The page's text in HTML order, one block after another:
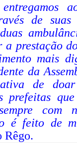
de suas
prestação
mais
da
de
prefeitas que
com
é feito de
Rêgo.